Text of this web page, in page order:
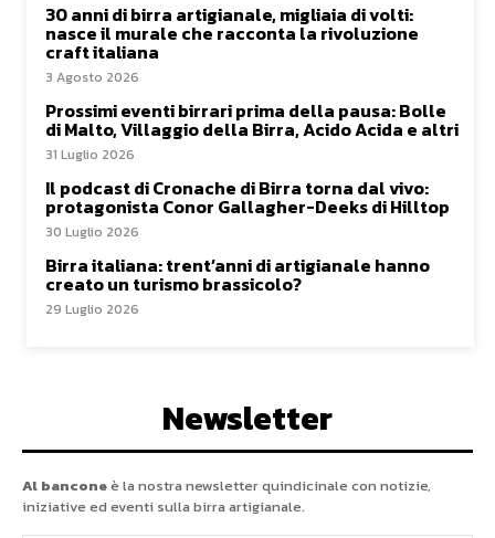
30 anni di birra artigianale, migliaia di volti:
nasce il murale che racconta la rivoluzione
craft italiana
3 Agosto 2026
Prossimi eventi birrari prima della pausa: Bolle
di Malto, Villaggio della Birra, Acido Acida e altri
31 Luglio 2026
Il podcast di Cronache di Birra torna dal vivo:
protagonista Conor Gallagher-Deeks di Hilltop
30 Luglio 2026
Birra italiana: trent’anni di artigianale hanno
creato un turismo brassicolo?
29 Luglio 2026
Newsletter
Al banconeè la nostra newsletter quindicinale con notizie,
iniziative ed eventi sulla birra artigianale.